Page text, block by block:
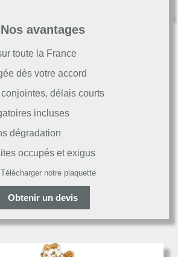
Nos avantages
toute la France
dès votre accord
délais courts
incluses
dégradation
occupés et exigus
Télécharger notre plaquette
Obtenir un devis